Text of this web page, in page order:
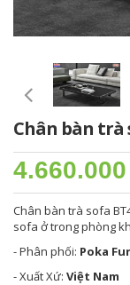
Chân bàn trà
Chân bàn trà sofa
sofa ở trong phòng
- Phân phối: Poka
- Xuất Xứ: Việt Nam